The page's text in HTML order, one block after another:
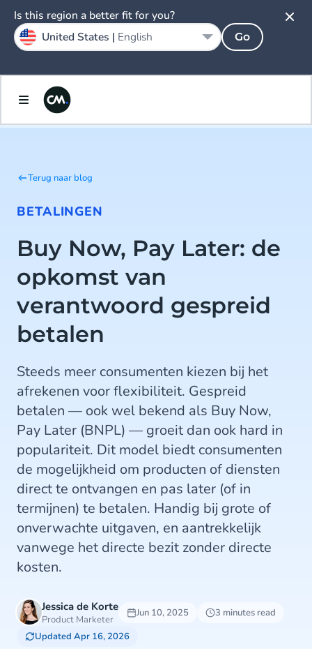
Terug naar blog
BETALINGEN
Buy Now, Pay Later: de
opkomst van
verantwoord gespreid
betalen
Steeds meer consumenten kiezen bij het
afrekenen voor flexibiliteit. Gespreid
betalen — ook wel bekend als Buy Now,
Pay Later (BNPL) — groeit dan ook hard in
populariteit. Dit model biedt consumenten
de mogelijkheid om producten of diensten
direct te ontvangen en pas later (of in
termijnen) te betalen. Handig bij grote of
onverwachte uitgaven, en aantrekkelijk
vanwege het directe bezit zonder directe
kosten.
Jessica de Korte
Product Marketer
Jun 10, 2025
3 minutes read
Updated Apr 16, 2026
Is this region a better fit for you?
United States | English Go